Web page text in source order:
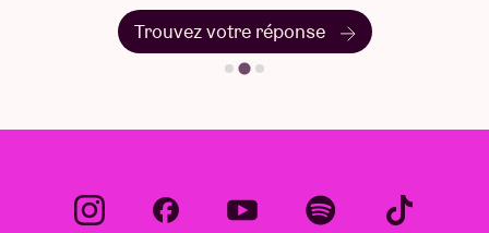
Trouvez votre réponse